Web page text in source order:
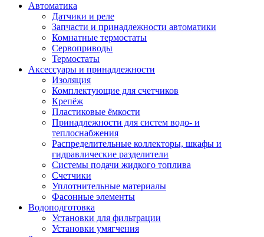
Автоматика
Датчики и реле
Запчасти и принадлежности автоматики
Комнатные термостаты
Сервоприводы
Термостаты
Аксессуары и принадлежности
Изоляция
Комплектующие для счетчиков
Крепёж
Пластиковые ёмкости
Принадлежности для систем водо- и
теплоснабжения
Распределительные коллекторы, шкафы и
гидравлические разделители
Системы подачи жидкого топлива
Счетчики
Уплотнительные материалы
Фасонные элементы
Водоподготовка
Установки для фильтрации
Установки умягчения